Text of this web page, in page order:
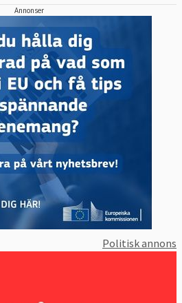
Annonser
Politisk annons